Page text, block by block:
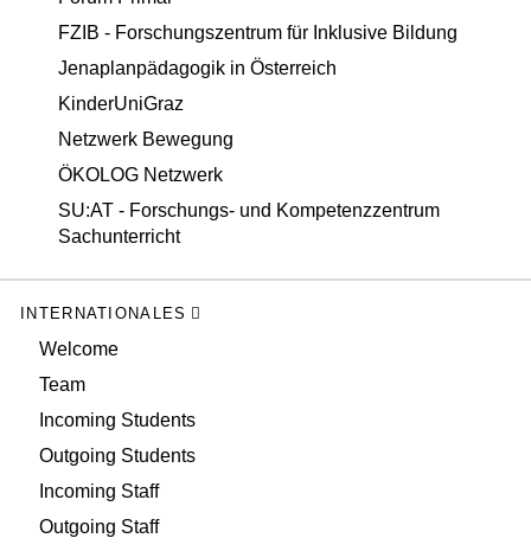
FZIB - Forschungszentrum für Inklusive Bildung
Jenaplanpädagogik in Österreich
KinderUniGraz
Netzwerk Bewegung
ÖKOLOG Netzwerk
SU:AT - Forschungs- und Kompetenzzentrum
Sachunterricht
INTERNATIONALES
Welcome
Team
Incoming Students
Outgoing Students
Incoming Staff
Outgoing Staff